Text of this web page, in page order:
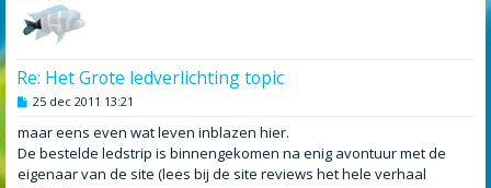
Re: Het Grote ledverlichting topic
B
r
i
c
h
25 dec 2011 13:21
maar eens even wat leven inblazen hier.
De bestelde ledstrip is binnengekomen na enig avontuur met de
eigenaar van de site (lees bij de site reviews het hele verhaal